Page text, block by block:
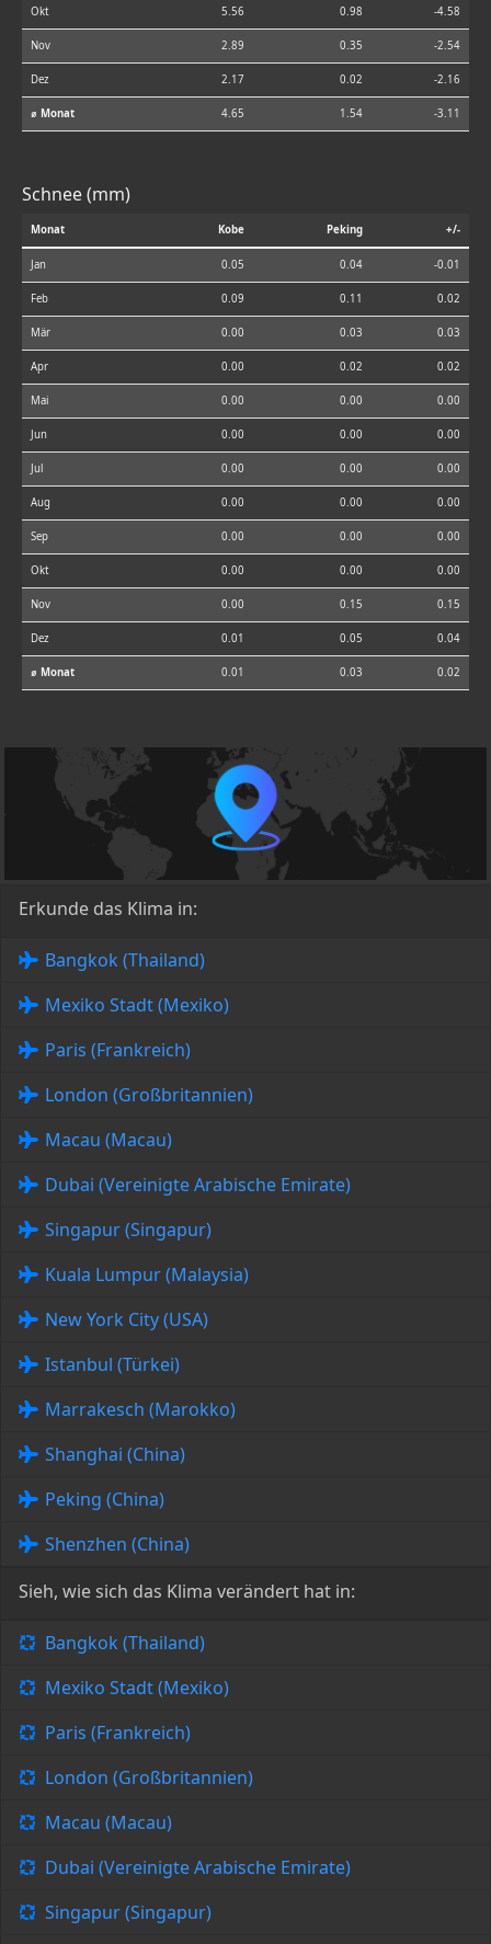
Okt 5.56 0.98 -4.58
Nov 2.89 0.35 -2.54
Dez 2.17 0.02 -2.16
⌀ Monat 4.65 1.54 -3.11
Schnee (mm)
Monat Kobe Peking +/-
Jan 0.05 0.04 -0.01
Feb 0.09 0.11 0.02
Mär 0.00 0.03 0.03
Apr 0.00 0.02 0.02
Mai 0.00 0.00 0.00
Jun 0.00 0.00 0.00
Jul 0.00 0.00 0.00
Aug 0.00 0.00 0.00
Sep 0.00 0.00 0.00
Okt 0.00 0.00 0.00
Nov 0.00 0.15 0.15
Dez 0.01 0.05 0.04
⌀ Monat 0.01 0.03 0.02
Erkunde das Klima in:
Bangkok (Thailand)
Mexiko Stadt (Mexiko)
Paris (Frankreich)
London (Großbritannien)
Macau (Macau)
Dubai (Vereinigte Arabische Emirate)
Singapur (Singapur)
Kuala Lumpur (Malaysia)
New York City (USA)
Istanbul (Türkei)
Marrakesch (Marokko)
Shanghai (China)
Peking (China)
Shenzhen (China)
Sieh, wie sich das Klima verändert hat in:
Bangkok (Thailand)
Mexiko Stadt (Mexiko)
Paris (Frankreich)
London (Großbritannien)
Macau (Macau)
Dubai (Vereinigte Arabische Emirate)
Singapur (Singapur)